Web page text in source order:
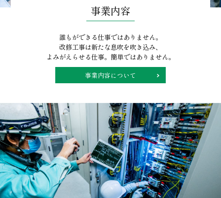
事業内容
誰もができる仕事ではありません。
改修工事は新たな息吹を吹き込み、
よみがえらせる仕事。簡単ではありません。
事業内容について